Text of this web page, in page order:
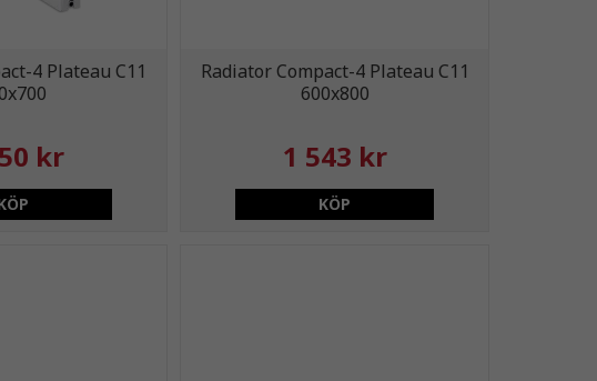
4 Plateau C11
kr
Radiator Compact-4 Plateau C11
600x800
1 543 kr
KÖP